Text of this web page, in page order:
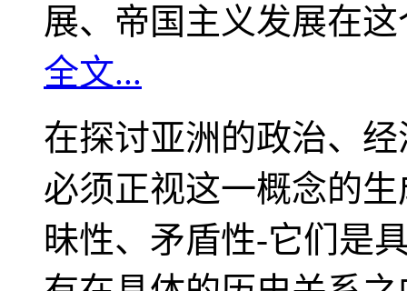
展、帝国主义发展在
全文...
在探讨亚洲的政治、
必须正视这一概念的
昧性、矛盾性-它们是